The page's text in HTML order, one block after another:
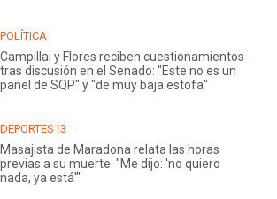
POLÍTICA
Campillai y Flores reciben cuestionamientos
tras discusión en el Senado: "Este no es un
panel de SQP" y "de muy baja estofa"
DEPORTES13
Masajista de Maradona relata las horas
previas a su muerte: "Me dijo: 'no quiero
nada, ya está'"